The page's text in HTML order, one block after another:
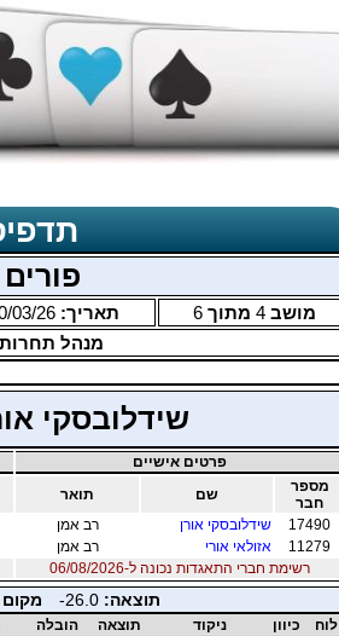
מושב4 מתוך6 תאריך: 03/26
מנהל
שידלובסקי
פרטים אישיים
מספר
חבר
שם תואר
17490
שידלובסקי אורן רב אמן
11279
אזולאי אורי רב אמן
רשימת חברי התאגדות נכונה ל-06/08/2026
תוצאה: -26.0 מקום
לוח כיוון ניקוד תוצאה הובלה